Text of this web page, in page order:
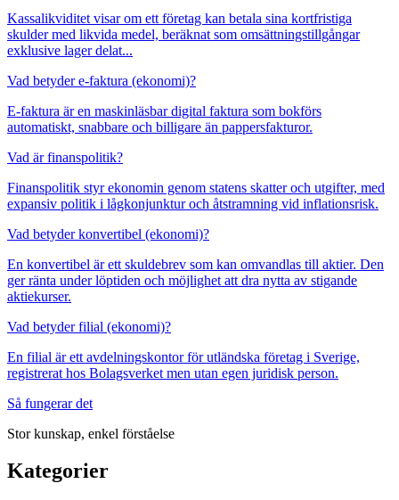
Kassalikviditet visar om ett företag kan betala sina kortfristiga
skulder med likvida medel, beräknat som omsättningstillgångar
exklusive lager delat...
Vad betyder e-faktura (ekonomi)?
E-faktura är en maskinläsbar digital faktura som bokförs
automatiskt, snabbare och billigare än pappersfakturor.
Vad är finanspolitik?
Finanspolitik styr ekonomin genom statens skatter och utgifter, med
expansiv politik i lågkonjunktur och åtstramning vid inflationsrisk.
Vad betyder konvertibel (ekonomi)?
En konvertibel är ett skuldebrev som kan omvandlas till aktier. Den
ger ränta under löptiden och möjlighet att dra nytta av stigande
aktiekurser.
Vad betyder filial (ekonomi)?
En filial är ett avdelningskontor för utländska företag i Sverige,
registrerat hos Bolagsverket men utan egen juridisk person.
Så fungerar det
Stor kunskap, enkel förståelse
Kategorier